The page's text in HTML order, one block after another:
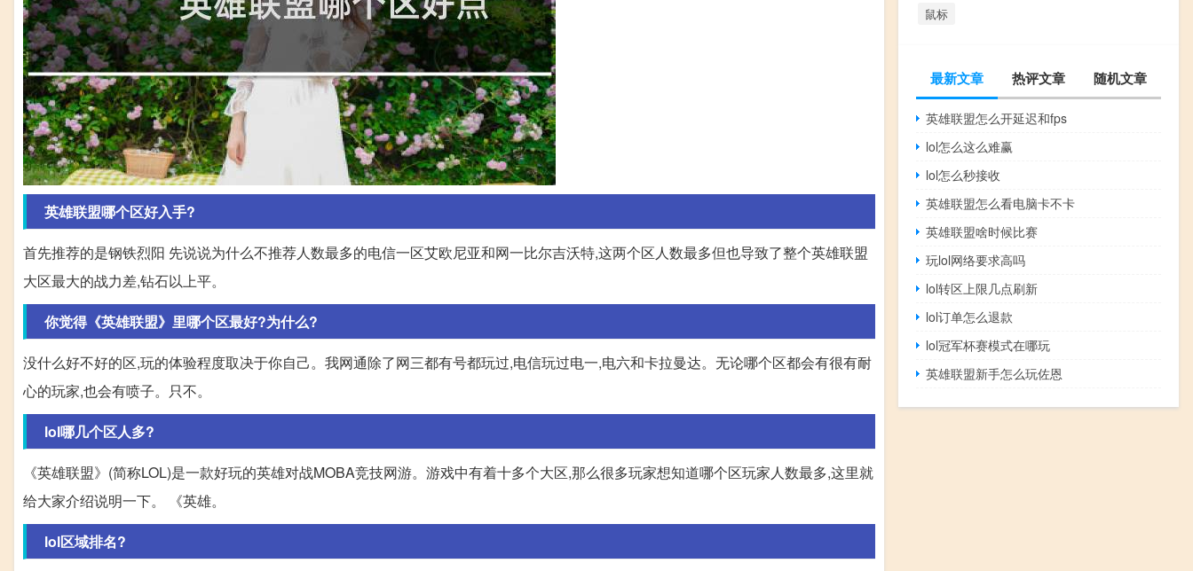
英雄联盟哪个区好入手?
首先推荐的是钢铁烈阳 先说说为什么不推荐人数最多的电信一区艾欧尼亚和网一比尔吉沃特,这两个区人数最多但也导致了整个英雄联盟
大区最大的战力差,钻石以上平。
你觉得《英雄联盟》里哪个区最好?为什么?
没什么好不好的区,玩的体验程度取决于你自己。我网通除了网三都有号都玩过,电信玩过电一,电六和卡拉曼达。无论哪个区都会有很有耐
心的玩家,也会有喷子。只不。
lol哪几个区人多?
《英雄联盟》(简称LOL)是一款好玩的英雄对战MOBA竞技网游。游戏中有着十多个大区,那么很多玩家想知道哪个区玩家人数最多,这里就
给大家介绍说明一下。 《英雄。
lol区域排名?
鼠标
最新文章 热评文章 随机文章
英雄联盟怎么开延迟和fps
lol怎么这么难赢
lol怎么秒接收
英雄联盟怎么看电脑卡不卡
英雄联盟啥时候比赛
玩lol网络要求高吗
lol转区上限几点刷新
lol订单怎么退款
lol冠军杯赛模式在哪玩
英雄联盟新手怎么玩佐恩